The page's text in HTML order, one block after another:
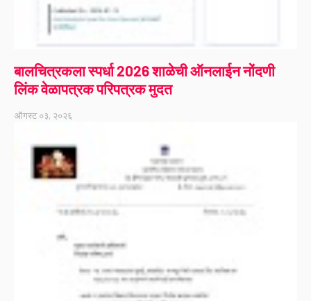
बालचित्रकला स्पर्धा 2026 शाळेची ऑनलाईन नोंदणी
लिंक वेळापत्रक परिपत्रक मुदत
ऑगस्ट ०३, २०२६